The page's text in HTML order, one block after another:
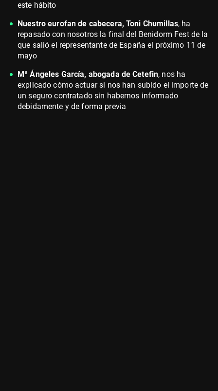
este hábito
Nuestro eurofan de cabecera, Toni Chumillas, ha
repasado con nosotros la final del Benidorm Fest de la
que salió el representante de España el próximo 11 de
mayo
Mª Ángeles García, abogada de Cetefin, nos ha
explicado cómo actuar si nos han subido el importe de
un seguro contratado sin habernos informado
debidamente y de forma previa